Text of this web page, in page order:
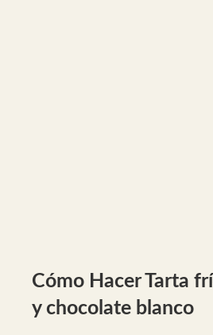
Cómo Hacer Tarta
y chocolate blanco